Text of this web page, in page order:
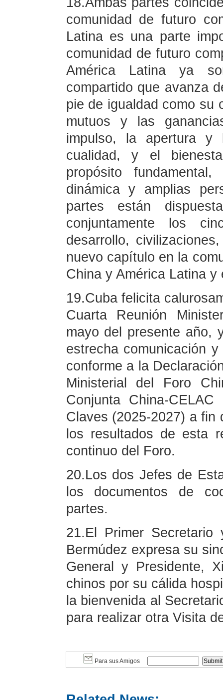
comunidad de futuro
Latina es una parte
comunidad de futuro
América Latina ya
compartido que avanza
pie de igualdad como su
mutuos y las
impulso, la apertura
cualidad, y el
propósito
dinámica y amplias
partes están
conjuntamente los
desarrollo,
nuevo capítulo en la
China y América Latina y
19.Cuba felicita
Cuarta Reunión
mayo del presente año,
estrecha comunicación
conforme a la
Ministerial del Foro
Conjunta China-
Claves (2025-2027) a fin
los resultados de esta
continuo del Foro.
20.Los dos Jefes de
los documentos de
partes.
21.El Primer Secretario
Bermúdez expresa su
General y Presidente,
chinos por su cálida
la bienvenida al
para realizar otra Visita
Para sus Amigos